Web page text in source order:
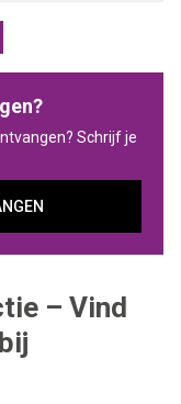
Schrijf je
– Vind